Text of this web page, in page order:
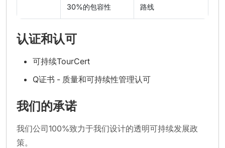
30%的包容性
路线
认证和认可
可持续TourCert
Q证书 - 质量和可持续性管理认可
我们的承诺
我们公司100%致力于我们设计的透明可持续发展政
策。